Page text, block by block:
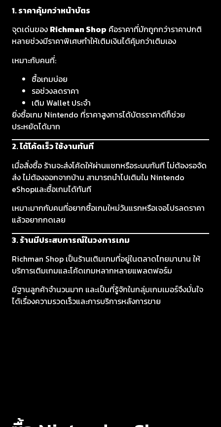
1. ราคาคุ้มกว่าหน้าบัตร
จุดเด่นของ Richman Shop คือราคาที่มักถูกกว่าราคาปกติ
หลายช่วงมีราคาพิเศษทำให้เติมเงินได้คุ้มกว่าเติมเอง
เหมาะกับคนที่:
ซื้อเกมบ่อย
รอช่วงลดราคา
เติม Wallet ประจำ
ยิ่งซื้อเกม Nintendo ที่ราคาสูงการได้บัตรราคาดีก็ช่วย
ประหยัดได้มาก
2. ได้โค้ดเร็ว ใช้งานทันที
เมื่อสั่งซื้อ ร้านจะส่งโค้ดให้ผ่านแชทหรือระบบทันที ไม่ต้องรอจัด
ส่ง ไม่ต้องออกจากบ้าน สามารถนำไปเติมใน Nintendo
eShopและซื้อเกมได้ทันที
เหมาะมากกับคนที่อยากซื้อเกมใหม่วันแรกหรือเจอโปรลดราคา
แล้วอยากกดเลย
3. ร้านมีประสบการณ์ในวงการเกม
Richman Shop เป็นร้านเติมเกมที่อยู่ในตลาดไทยมานาน ให้
บริการเติมเกมและโค้ดเกมหลากหลายแพลตฟอร์ม
มีฐานลูกค้าจำนวนมาก และเป็นที่รู้จักในกลุ่มเกมเมอร์จึงมั่นใจ
ได้เรื่องความรวดเร็วและการบริการหลังการขาย